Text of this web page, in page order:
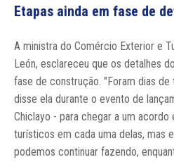
Etapas ainda em fase de
A ministra do Comércio Exterior e
León, esclareceu que os detalhes
fase de construção. "Foram dias de
disse ela durante o evento de
Chiclayo - para chegar a um
turísticos em cada uma delas, mas
podemos continuar fazendo,